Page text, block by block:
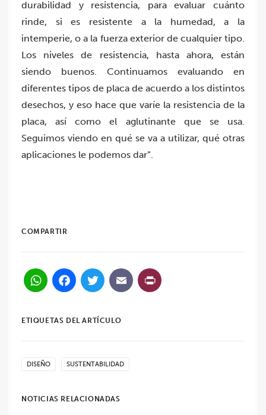
durabilidad y resistencia, para evaluar cuánto
rinde, si es resistente a la humedad, a la
intemperie, o a la fuerza exterior de cualquier tipo.
Los niveles de resistencia, hasta ahora, están
siendo buenos. Continuamos evaluando en
diferentes tipos de placa de acuerdo a los distintos
desechos, y eso hace que varíe la resistencia de la
placa, así como el aglutinante que se usa.
Seguimos viendo en qué se va a utilizar, qué otras
aplicaciones le podemos dar”.
COMPARTIR
WhatsApp
Facebook
Twitter
Email
ETIQUETAS DEL ARTÍCULO
DISEÑO SUSTENTABILIDAD
NOTICIAS RELACIONADAS